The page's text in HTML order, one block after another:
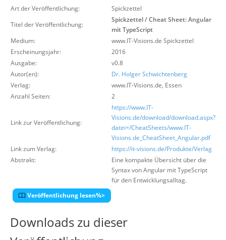
Über uns
Suche
Art der Veröffentlichung:
Spickzettel
Titel der Veröffentlichung:
Spickzettel / Cheat Sheet: Angular
mit TypeScript
Medium:
www.IT-Visions.de Spickzettel
Erscheinungsjahr:
2016
Ausgabe:
v0.8
Autor(en):
Dr. Holger Schwichtenberg
Verlag:
www.IT-Visions.de, Essen
Anzahl Seiten:
2
Link zur Veröffentlichung:
https://www.IT-
Visions.de/download/download.aspx?
datei=/CheatSheets/www.IT-
Visions.de_CheatSheet_Angular.pdf
Link zum Verlag:
https://it-visions.de/Produkte/Verlag
Abstrakt:
Eine kompakte Übersicht über die
Syntax von Angular mit TypeScript
für den Entwicklungsalltag.
Veröffentlichung lesen%>
Downloads zu dieser